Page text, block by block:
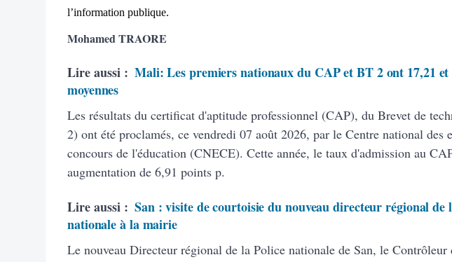
l’information publique.
Mohamed TRAORE
Lire aussi : Mali: Les premiers nationaux du CAP et BT 2 ont 17,21 et
moyennes
Les résultats du certificat d'aptitude professionnel (CAP), du Brevet de
2) ont été proclamés, ce vendredi 07 août 2026, par le Centre national des
concours de l'éducation (CNECE). Cette année, le taux d'admission au
augmentation de 6,91 points p.
Lire aussi : San : visite de courtoisie du nouveau directeur régional de
nationale à la mairie
Le nouveau Directeur régional de la Police nationale de San, le Contrôleur